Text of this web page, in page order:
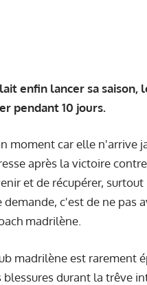
enfin lancer sa
pendant 10 jours.
moment car elle n'arrive
après la victoire
et de récupérer,
demande, c'est de ne pas
madrilène.
madrilène est rarement
blessures durant la trêve